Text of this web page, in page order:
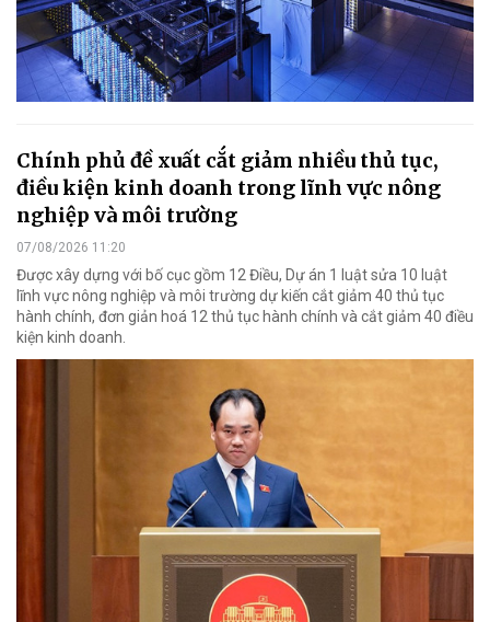
Chính phủ đề xuất cắt giảm nhiều thủ tục,
điều kiện kinh doanh trong lĩnh vực nông
nghiệp và môi trường
07/08/2026 11:20
Được xây dựng với bố cục gồm 12 Điều, Dự án 1 luật sửa 10 luật
lĩnh vực nông nghiệp và môi trường dự kiến cắt giảm 40 thủ tục
hành chính, đơn giản hoá 12 thủ tục hành chính và cắt giảm 40 điều
kiện kinh doanh.